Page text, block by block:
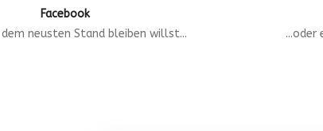
Facebook
neusten Stand bleiben willst...
...oder